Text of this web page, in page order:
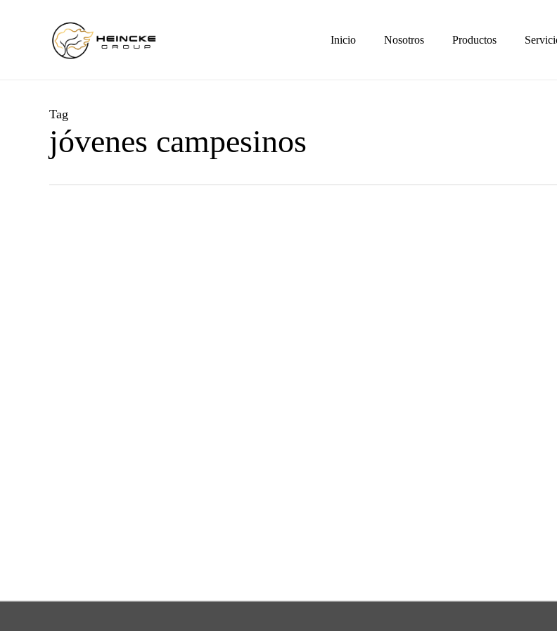
Inicio Nosotros Productos
Tag
jóvenes campesinos
Cultivando el Futuro: El